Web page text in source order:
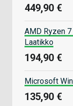
449,90 €
AMD Ryzen
Laatikko
194,90 €
Microsoft
135,90 €